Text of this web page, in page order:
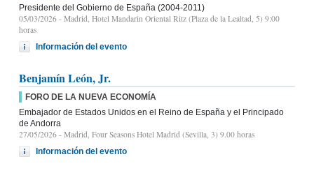
Presidente del Gobierno de España (2004-2011)
05/03/2026 - Madrid, Hotel Mandarin Oriental Ritz (Plaza de la Lealtad, 5) 9:00
horas
Información del evento
Benjamín León, Jr.
FORO DE LA NUEVA ECONOMÍA
Embajador de Estados Unidos en el Reino de España y el Principado
de Andorra
27/05/2026 - Madrid, Four Seasons Hotel Madrid (Sevilla, 3) 9.00 horas
Información del evento